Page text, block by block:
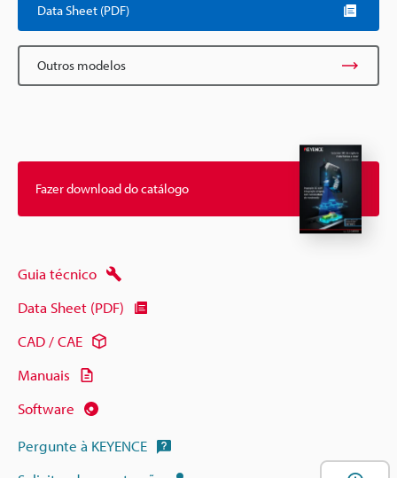
Data Sheet (PDF)
Outros modelos
Fazer download do catálogo
Guia técnico
Data Sheet (PDF)
CAD / CAE
Manuais
Software
Pergunte à KEYENCE